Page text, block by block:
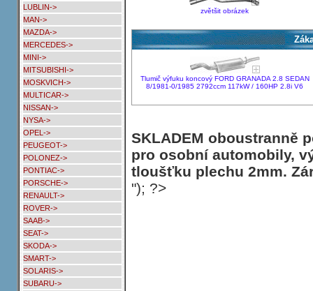
LUBLIN->
MAN->
MAZDA->
MERCEDES->
MINI->
MITSUBISHI->
MOSKVICH->
MULTICAR->
NISSAN->
NYSA->
OPEL->
PEUGEOT->
POLONEZ->
PONTIAC->
PORSCHE->
RENAULT->
ROVER->
SAAB->
SEAT->
SKODA->
SMART->
SOLARIS->
SUBARU->
zvětšit obrázek
Tlumič výfuku koncový FORD GRANADA 2.8 SEDAN
8/1981-0/1985 2792ccm 117kW / 160HP 2.8i V6
SKLADEM oboustranně
pro osobní automobily,
tloušťku plechu 2mm.
"); ?>